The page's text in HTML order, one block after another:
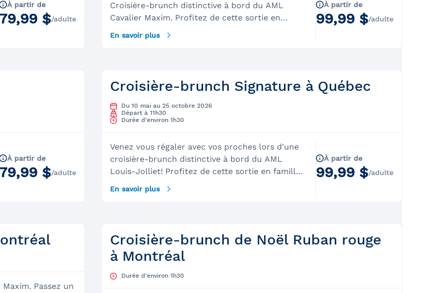
À partir de
79,99 $/adulte
Croisière-brunch distinctive à bord du AML
Cavalier Maxim. Profitez de cette sortie en
famille ou entre amis pour admirer le cadre
enchanteur,&nbsp;aux abords d’une fenêtre
bord&nbsp;Bord de fenêtre assuré pour profiter
du panorama (offert jusqu'au 25 octobre
2026)&nbsp;Verre de mimosa à l'arrivée (option
sans alcool également
relaxante et divertissante&nbsp;Vue imprenable
sur Montréal
En savoir plus
À partir de
99,99 $/adulte
À partir de
79,99 $/adulte
Croisière-brunch Signature à Québec
Du 10 mai au 25 octobre 2026
Départ à 11h30
Durée d'environ 1h30
Venez vous régaler avec vos proches lors d'une
croisière-brunch distinctive à bord du AML
Louis-Jolliet! Profitez de cette sortie en famille
ou entre amis pour admirer le cadre
enchanteur, aux abords d’une fenêtre grandeur
(une option sans alcool est aussi
disponible)Bord de fenêtre assuré pour profiter
du panorama (offert jusqu'au 25 octobre
notre équipageVue imprenable sur Québec
En savoir plus
À partir de
99,99 $/adulte
Passez un
Croisière-brunch de Noël Ruban rouge
à Montréal
Durée d'environ 1h30